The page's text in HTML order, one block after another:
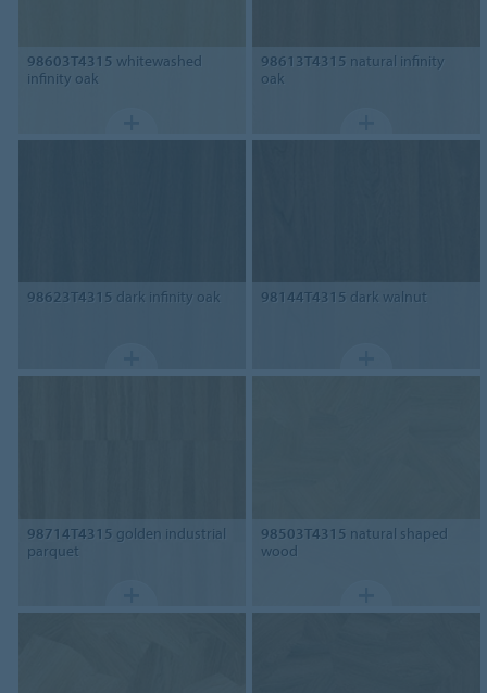
98603T4315 whitewashed
infinity oak
98613T4315 natural infinity
oak
98623T4315 dark infinity oak 98144T4315 dark walnut
98714T4315 golden industrial
parquet
98503T4315 natural shaped
wood